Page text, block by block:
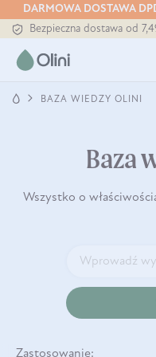
DARMOWA DOSTAWA
Bezpieczna dostawa od
Darmowa dostawa od 199
Tłoczony zawsze na zimno
BAZA WIEDZY OLINI
Baza
Wszystko o
Zastosowanie: